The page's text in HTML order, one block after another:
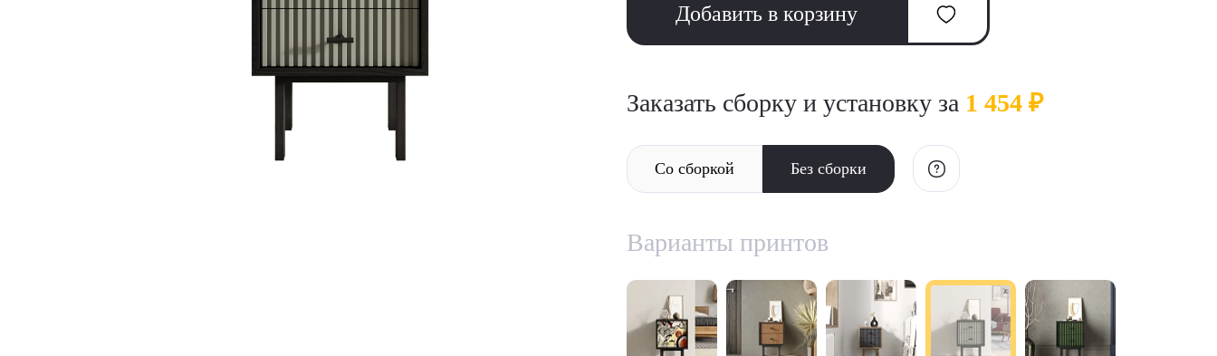
Добавить в корзину
Заказать сборку и установку за 1 454 ₽
Со сборкой Без сборки
Варианты принтов